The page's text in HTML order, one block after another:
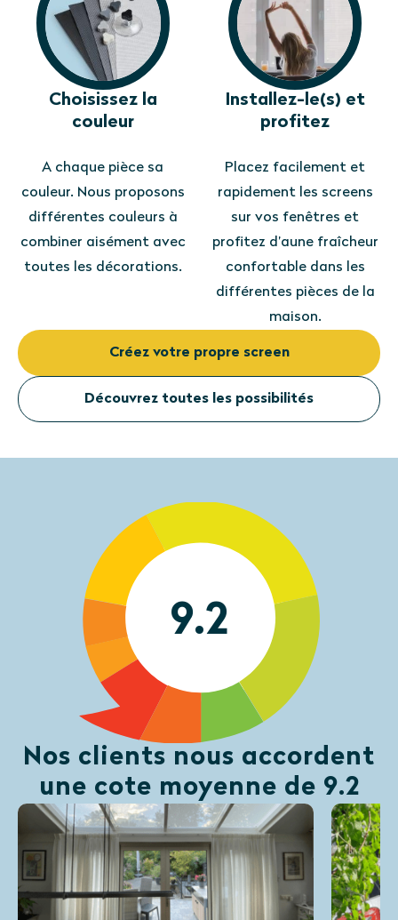
Choisissez la
couleur
A chaque pièce sa
couleur. Nous proposons
différentes couleurs à
combiner aisément avec
toutes les décorations.
Installez-le(s) et
profitez
Placez facilement et
rapidement les screens
sur vos fenêtres et
profitez d’aune fraîcheur
confortable dans les
différentes pièces de la
maison.
Créez votre propre screen
Découvrez toutes les possibilités
9.2
Nos clients nous accordent
une cote moyenne de 9.2